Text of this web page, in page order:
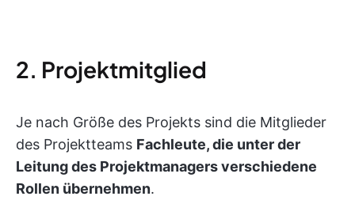
2. Projektmitglied
Je nach Größe des Projekts sind die Mitglieder
des Projektteams Fachleute, die unter der
Leitung des Projektmanagers verschiedene
Rollen übernehmen.